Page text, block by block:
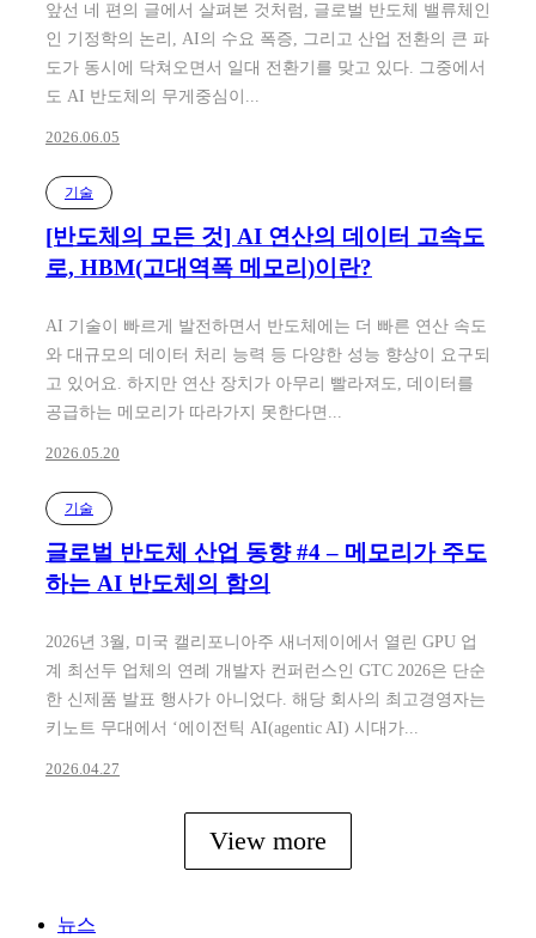
앞선 네 편의 글에서 살펴본 것처럼, 글로벌 반도체 밸류체인
인 기정학의 논리, AI의 수요 폭증, 그리고 산업 전환의 큰 파
도가 동시에 닥쳐오면서 일대 전환기를 맞고 있다. 그중에서
도 AI 반도체의 무게중심이...
2026.06.05
기술
[반도체의 모든 것] AI 연산의 데이터 고속도
로, HBM(고대역폭 메모리)이란?
AI 기술이 빠르게 발전하면서 반도체에는 더 빠른 연산 속도
와 대규모의 데이터 처리 능력 등 다양한 성능 향상이 요구되
고 있어요. 하지만 연산 장치가 아무리 빨라져도, 데이터를
공급하는 메모리가 따라가지 못한다면...
2026.05.20
기술
글로벌 반도체 산업 동향 #4 – 메모리가 주도
하는 AI 반도체의 함의
2026년 3월, 미국 캘리포니아주 새너제이에서 열린 GPU 업
계 최선두 업체의 연례 개발자 컨퍼런스인 GTC 2026은 단순
한 신제품 발표 행사가 아니었다. 해당 회사의 최고경영자는
키노트 무대에서 ‘에이전틱 AI(agentic AI) 시대가...
2026.04.27
View more
뉴스